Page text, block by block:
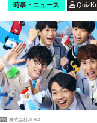
時事・ニュース
PR 株式会社JERA